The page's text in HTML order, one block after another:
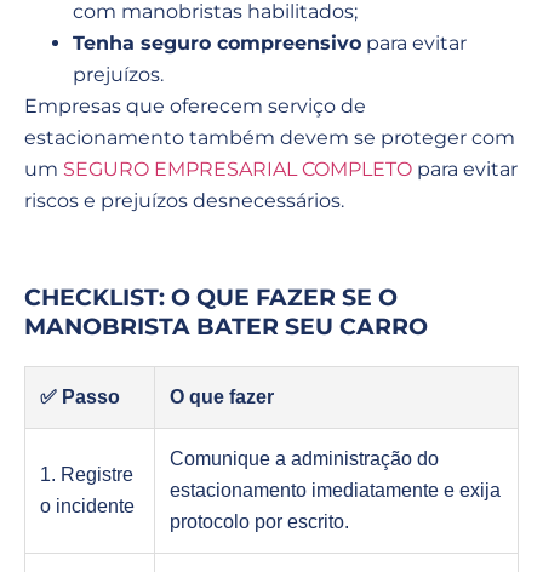
com manobristas habilitados;
Tenha seguro compreensivo para evitar
prejuízos.
Empresas que oferecem serviço de
estacionamento também devem se proteger com
um SEGURO EMPRESARIAL COMPLETO para evitar
riscos e prejuízos desnecessários.
CHECKLIST: O QUE FAZER SE O
MANOBRISTA BATER SEU CARRO
✅ Passo O que fazer
1. Registre
o incidente
Comunique a administração do
estacionamento imediatamente e exija
protocolo por escrito.